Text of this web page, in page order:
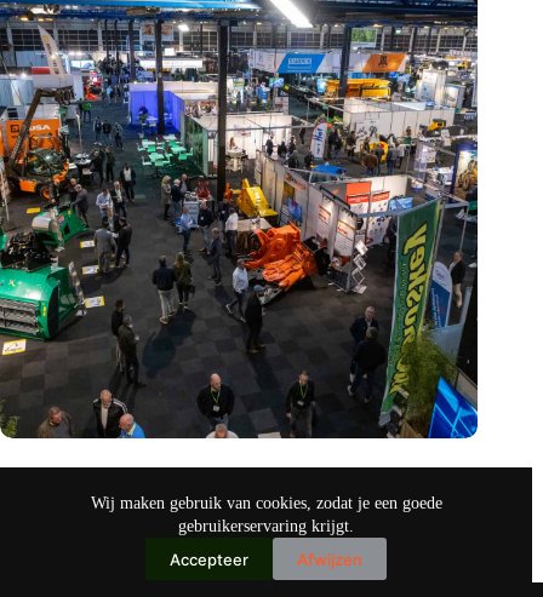
Wij maken gebruik van cookies, zodat je een goede
gebruikerservaring krijgt.
Accepteer Afwijzen
legt accent op de rol van AI
nov 9, 2024